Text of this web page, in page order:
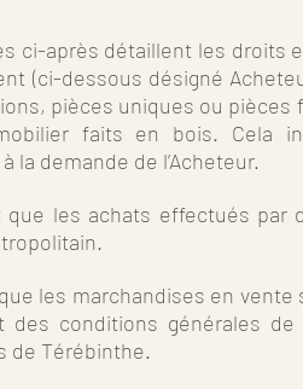
ci-après détaillent les droits
(ci-dessous désigné
pièces uniques ou pièces
faits en bois. Cela
demande de l’Acheteur.
les achats effectués par
les marchandises en vente
conditions générales
de Térébinthe.